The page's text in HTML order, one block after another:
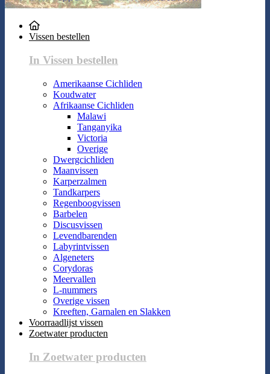
Vissen bestellen
In Vissen bestellen
Amerikaanse Cichliden
Koudwater
Afrikaanse Cichliden
Malawi
Tanganyika
Victoria
Overige
Dwergcichliden
Maanvissen
Karperzalmen
Tandkarpers
Regenboogvissen
Barbelen
Discusvissen
Levendbarenden
Labyrintvissen
Algeneters
Corydoras
Meervallen
L-nummers
Overige vissen
Kreeften, Garnalen en Slakken
Voorraadlijst vissen
Zoetwater producten
In Zoetwater producten